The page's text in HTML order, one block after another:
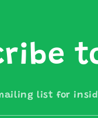
list for